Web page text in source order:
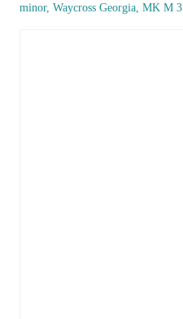
minor, Waycross Georgia, MK M 3